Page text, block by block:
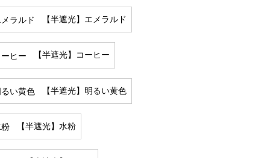
【半遮光】エメラルド
【半遮光】コーヒー
【半遮光】明るい黄色
【半遮光】水粉